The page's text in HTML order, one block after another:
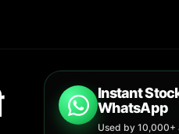
Instant
WhatsApp
Used by